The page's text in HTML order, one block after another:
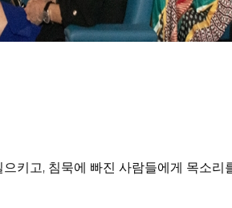
키고, 침묵에 빠진 사람들에게 목소리